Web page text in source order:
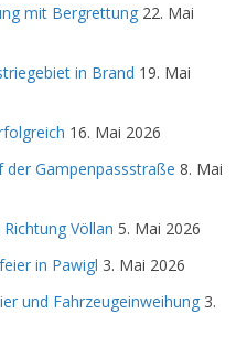
mit Bergrettung 22. Mai
in Brand 19. Mai
16. Mai 2026
Gampenpassstraße 8. Mai
Völlan 5. Mai 2026
in Pawigl 3. Mai 2026
und Fahrzeugeinweihung 3.